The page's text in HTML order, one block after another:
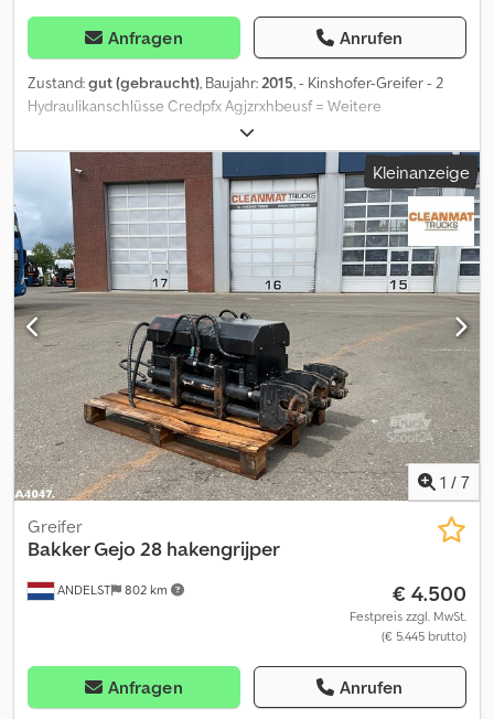
Verwendungszweck: Bauwesen Leergewicht: 770 kg Wenden Sie
sich an Marius Herden, um weitere Informationen zu erhalten.
Anfragen Anrufen
Zustand:gut (gebraucht), Baujahr:2015, - Kinshofer-Greifer - 2
Hydraulikanschlüsse Credpfx Agjzrxhbeusf = Weitere
Informationen = Abmessungen (L x B x H): 65 x 130 x 70 cm
Technischer Zustand: gut Optischer Zustand: gut Hersteller:
Clean Mat Trucks B.V. Wageningsestraat 17 6673DB ANDELST, NL
Kleinanzeige
1 / 7
ANDELST 802 km
Greifer
Bakker Gejo 28 hakengrijper
€ 4.500
Festpreis zzgl. MwSt.
(€ 5.445 brutto)
Anfragen Anrufen